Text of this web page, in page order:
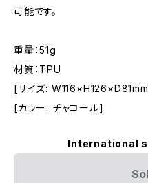
可能です。
重量：51g
材質：TPU
[サイズ:
[カラー: チャコール]
International